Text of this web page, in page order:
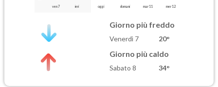
ven 7 ieri oggi domani mar 11 mer 12
Giorno più freddo
Venerdì 7 20°
Giorno più caldo
Sabato 8 34°